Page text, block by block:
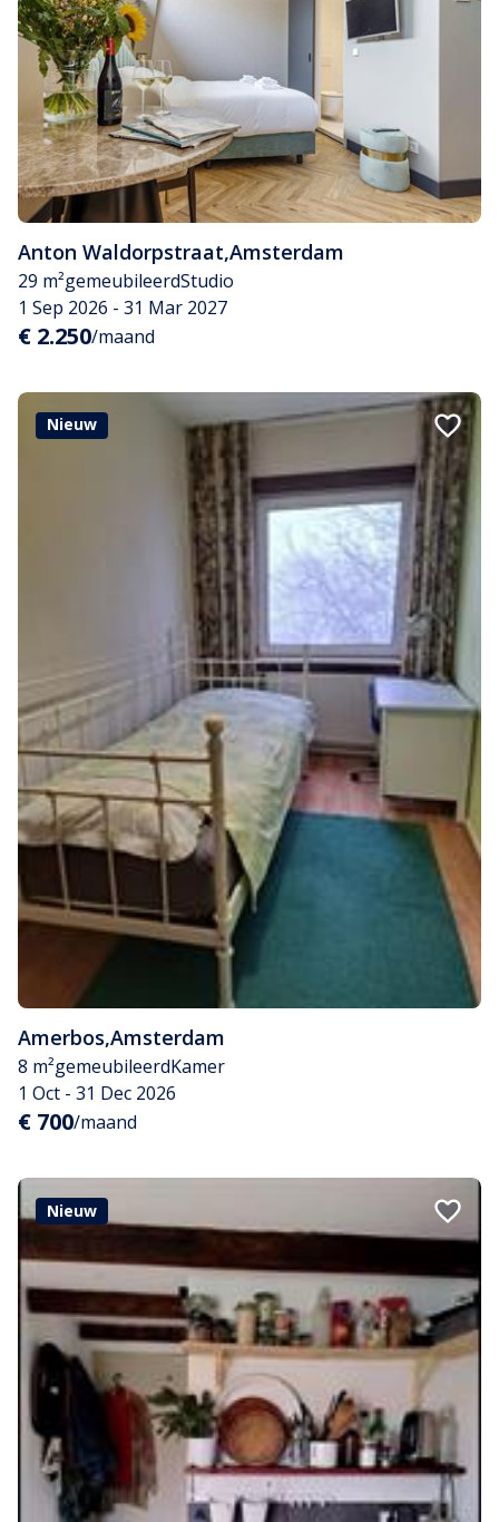
Anton Waldorpstraat,Amsterdam
29 m²gemeubileerdStudio
1 Sep 2026 - 31 Mar 2027
€ 2.250/maand
Nieuw
Amerbos,Amsterdam
8 m²gemeubileerdKamer
1 Oct - 31 Dec 2026
€ 700/maand
Nieuw